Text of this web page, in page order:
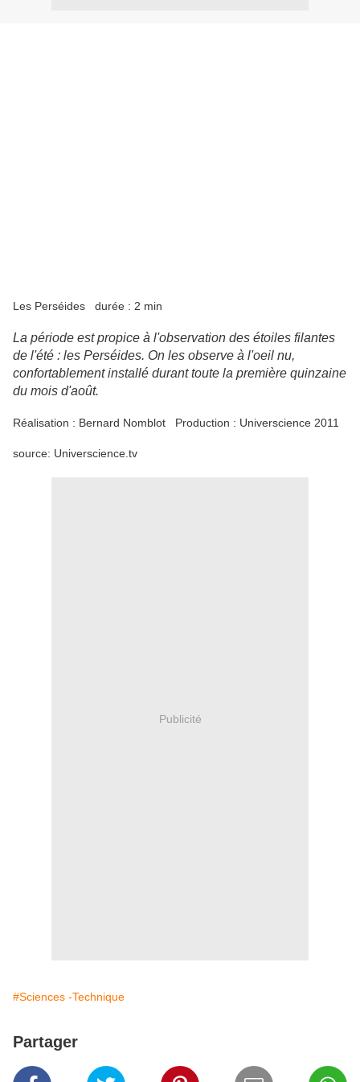
Les Perséides durée : 2 min
La période est propice à l'observation des étoiles filantes
de l'été : les Perséides. On les observe à l'oeil nu,
confortablement installé durant toute la première quinzaine
du mois d'août.
Réalisation : Bernard Nomblot Production : Universcience 2011
source: Universcience.tv
Publicité
#Sciences -Technique
Partager